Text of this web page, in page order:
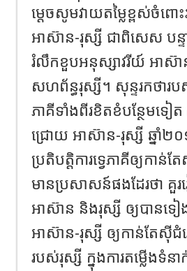
ម្តេចសូមវាយតម្លៃខ្ពស់ចំព
អាស៊ាន-រុស្សី ជាពិសេស ប
រំលឹកខួបអនុស្សាវរីយ៍ អាស៊
សហព័ន្ធរុស្សី។ សុន្ទរកថារ
ភាគីទាំងពីរខិតខំបន្ថែមទៀត
ជ្រោយ អាស៊ាន-រុស្សី ឆ្នាំ
ប្រតិបត្តិការទ្វេភាគីឲ្យក
មានប្រសាសន៍ផងដែរថា គួរ
អាស៊ាន និងរុស្សី ឲ្យបានទៀ
អាស៊ាន-រុស្សី ឲ្យកាន់តែស៊ីជំ
របស់រុស្សី ក្នុងការតម្លើងទំ